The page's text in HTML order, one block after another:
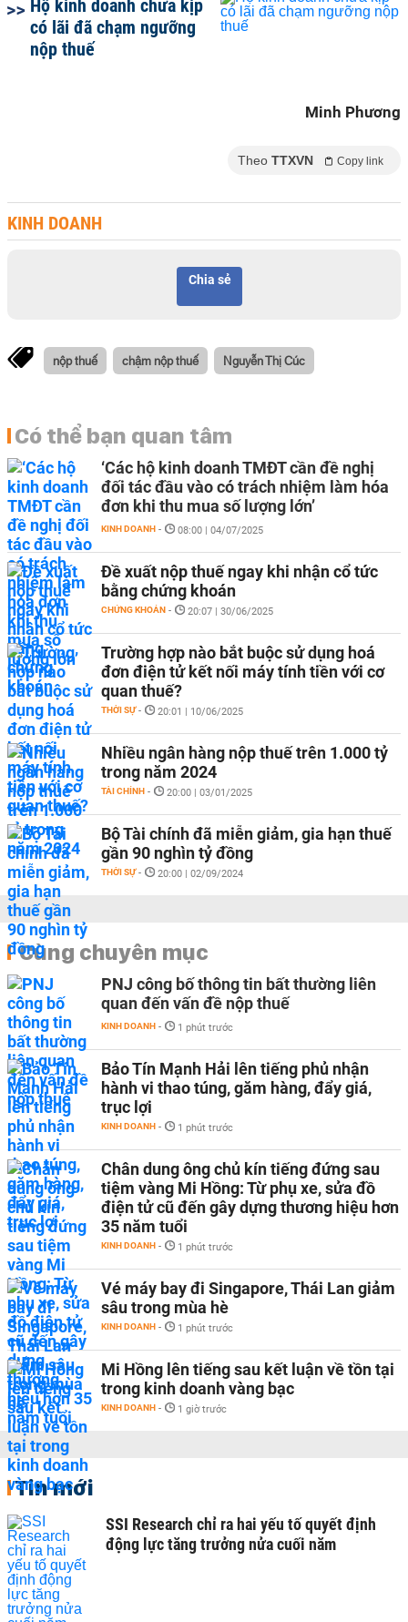
Hộ kinh doanh chưa kịp
có lãi đã chạm ngưỡng
nộp thuế
Minh Phương
Theo TTXVN Copy link
KINH DOANH
Chia sẻ
nộp thuế chậm nộp thuế Nguyễn Thị Cúc
Có thể bạn quan tâm
‘Các hộ kinh doanh TMĐT cần đề nghị
đối tác đầu vào có trách nhiệm làm hóa
đơn khi thu mua số lượng lớn’
KINH DOANH - 08:00 | 04/07/2025
Đề xuất nộp thuế ngay khi nhận cổ tức
bằng chứng khoán
CHỨNG KHOÁN - 20:07 | 30/06/2025
Trường hợp nào bắt buộc sử dụng hoá
đơn điện tử kết nối máy tính tiền với cơ
quan thuế?
THỜI SỰ - 20:01 | 10/06/2025
Nhiều ngân hàng nộp thuế trên 1.000 tỷ
trong năm 2024
TÀI CHÍNH - 20:00 | 03/01/2025
Bộ Tài chính đã miễn giảm, gia hạn thuế
gần 90 nghìn tỷ đồng
THỜI SỰ - 20:00 | 02/09/2024
Cùng chuyên mục
PNJ công bố thông tin bất thường liên
quan đến vấn đề nộp thuế
KINH DOANH - 1 phút trước
Bảo Tín Mạnh Hải lên tiếng phủ nhận
hành vi thao túng, găm hàng, đẩy giá,
trục lợi
KINH DOANH - 1 phút trước
Chân dung ông chủ kín tiếng đứng sau
tiệm vàng Mi Hồng: Từ phụ xe, sửa đồ
điện tử cũ đến gây dựng thương hiệu hơn
35 năm tuổi
KINH DOANH - 1 phút trước
Vé máy bay đi Singapore, Thái Lan giảm
sâu trong mùa hè
KINH DOANH - 1 phút trước
Mi Hồng lên tiếng sau kết luận về tồn tại
trong kinh doanh vàng bạc
KINH DOANH - 1 giờ trước
Tin mới
SSI Research chỉ ra hai yếu tố quyết định
động lực tăng trưởng nửa cuối năm